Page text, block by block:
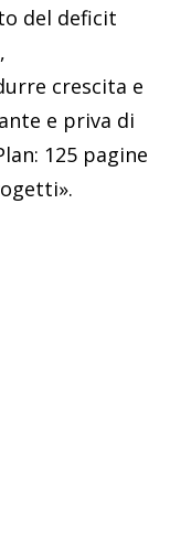
del deficit
crescita e
e priva di
125 pagine